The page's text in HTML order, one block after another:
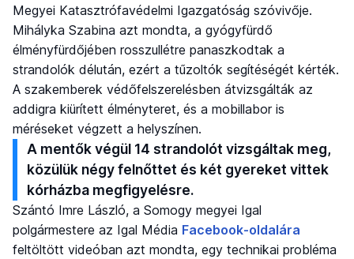
Megyei Katasztrófavédelmi Igazgatóság szóvivője.
Mihályka Szabina azt mondta, a gyógyfürdő
élményfürdőjében rosszullétre panaszkodtak a
strandolók délután, ezért a tűzoltók segítéségét kérték.
A szakemberek védőfelszerelésben átvizsgálták az
addigra kiürített élményteret, és a mobillabor is
méréseket végzett a helyszínen.
A mentők végül 14 strandolót vizsgáltak meg,
közülük négy felnőttet és két gyereket vittek
kórházba megfigyelésre.
Szántó Imre László, a Somogy megyei Igal
polgármestere az Igal Média Facebook-oldalára
feltöltött videóban azt mondta, egy technikai probléma